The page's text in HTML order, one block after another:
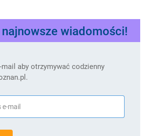
wiadomości!
mail aby otrzymywać codzienny